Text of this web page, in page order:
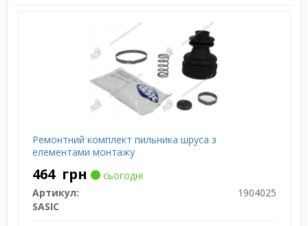
Ремонтний комплект пильника шруса з
елементами монтажу
464 грн
сьогодні
Артикул:
1904025
SASIC